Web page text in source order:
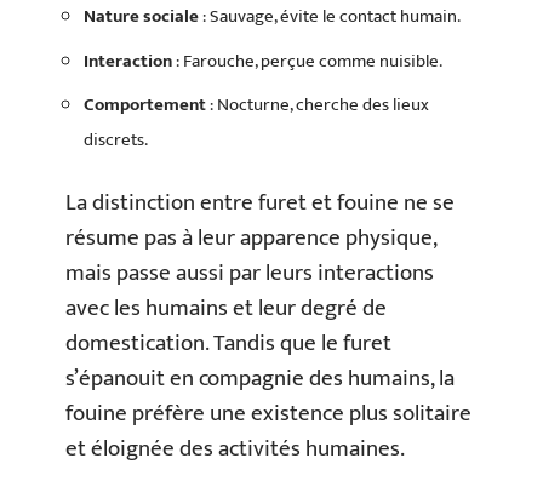
Nature sociale: Sauvage, évite le contact humain.
Interaction: Farouche, perçue comme nuisible.
Comportement: Nocturne, cherche des lieux
discrets.
La distinction entre furet et fouine ne se
résume pas à leur apparence physique,
mais passe aussi par leurs interactions
avec les humains et leur degré de
domestication. Tandis que le furet
s’épanouit en compagnie des humains, la
fouine préfère une existence plus solitaire
et éloignée des activités humaines.